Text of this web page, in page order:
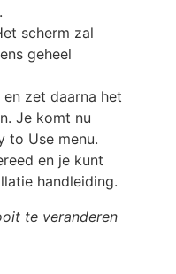
.
scherm zal
geheel
zet daarna het
Je komt nu
to Use menu.
en je kunt
handleiding.
te veranderen